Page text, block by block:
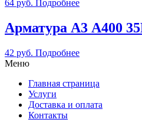
64 руб. Подробнее
Арматура А3 А400
42 руб. Подробнее
Меню
Главная страница
Услуги
Доставка и оплата
Контакты